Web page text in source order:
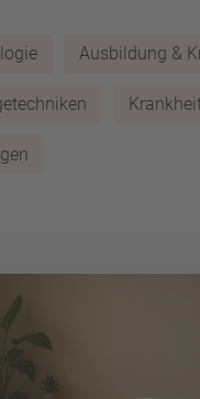
Ausbildung &